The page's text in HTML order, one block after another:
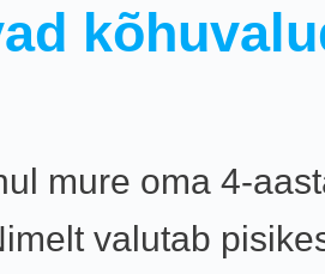
mure oma 4-
valutab